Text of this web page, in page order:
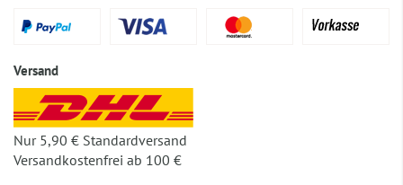
Versand
Nur 5,90 € Standardversand
Versandkostenfrei ab 100 €